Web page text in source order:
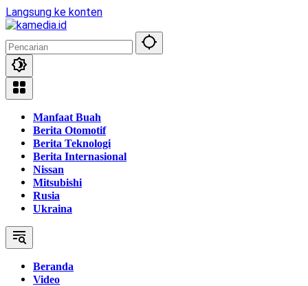
Langsung ke konten
Manfaat Buah
Berita Otomotif
Berita Teknologi
Berita Internasional
Nissan
Mitsubishi
Rusia
Ukraina
Beranda
Video